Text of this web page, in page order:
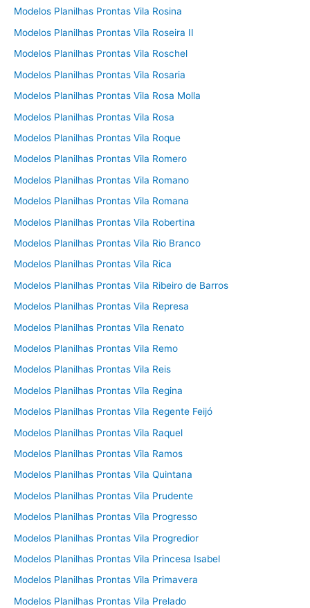
Modelos Planilhas Prontas Vila Rosina
Modelos Planilhas Prontas Vila Roseira II
Modelos Planilhas Prontas Vila Roschel
Modelos Planilhas Prontas Vila Rosaria
Modelos Planilhas Prontas Vila Rosa Molla
Modelos Planilhas Prontas Vila Rosa
Modelos Planilhas Prontas Vila Roque
Modelos Planilhas Prontas Vila Romero
Modelos Planilhas Prontas Vila Romano
Modelos Planilhas Prontas Vila Romana
Modelos Planilhas Prontas Vila Robertina
Modelos Planilhas Prontas Vila Rio Branco
Modelos Planilhas Prontas Vila Rica
Modelos Planilhas Prontas Vila Ribeiro de Barros
Modelos Planilhas Prontas Vila Represa
Modelos Planilhas Prontas Vila Renato
Modelos Planilhas Prontas Vila Remo
Modelos Planilhas Prontas Vila Reis
Modelos Planilhas Prontas Vila Regina
Modelos Planilhas Prontas Vila Regente Feijó
Modelos Planilhas Prontas Vila Raquel
Modelos Planilhas Prontas Vila Ramos
Modelos Planilhas Prontas Vila Quintana
Modelos Planilhas Prontas Vila Prudente
Modelos Planilhas Prontas Vila Progresso
Modelos Planilhas Prontas Vila Progredior
Modelos Planilhas Prontas Vila Princesa Isabel
Modelos Planilhas Prontas Vila Primavera
Modelos Planilhas Prontas Vila Prelado